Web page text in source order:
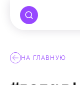
НА ГЛАВНУЮ